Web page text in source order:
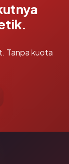
Tanpa kuota